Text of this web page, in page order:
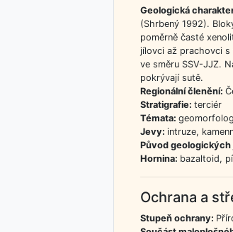
Geologická
(Shrbený 1992).
poměrně časté
jílovci až prachovci
ve směru SSV-JJZ.
pokrývají sutě.
Regionální členění:
Stratigrafie: terciér
Témata:
Jevy: intruze,
Původ
Hornina: bazaltoid,
Ochrana a
Stupeň ochrany: